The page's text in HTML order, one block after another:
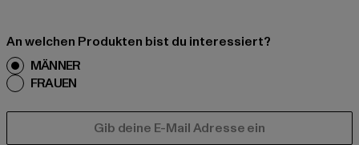
An welchen Produkten bist du interessiert?
MÄNNER
FRAUEN